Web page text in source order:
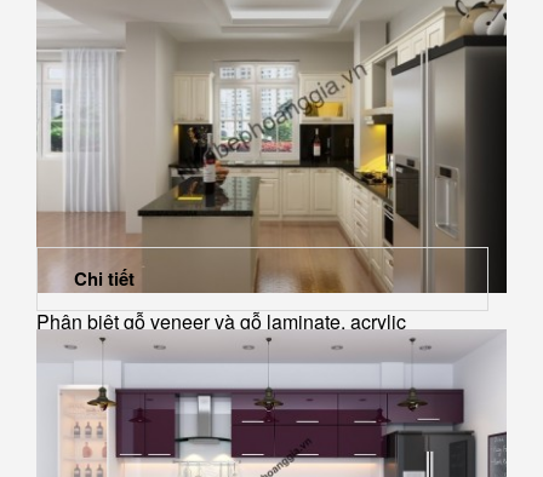
Những phong cách thiết kế tủ bếp cho nhà chung cư
Phân biệt gỗ veneer và gỗ laminate, acrylic
Chi tiết